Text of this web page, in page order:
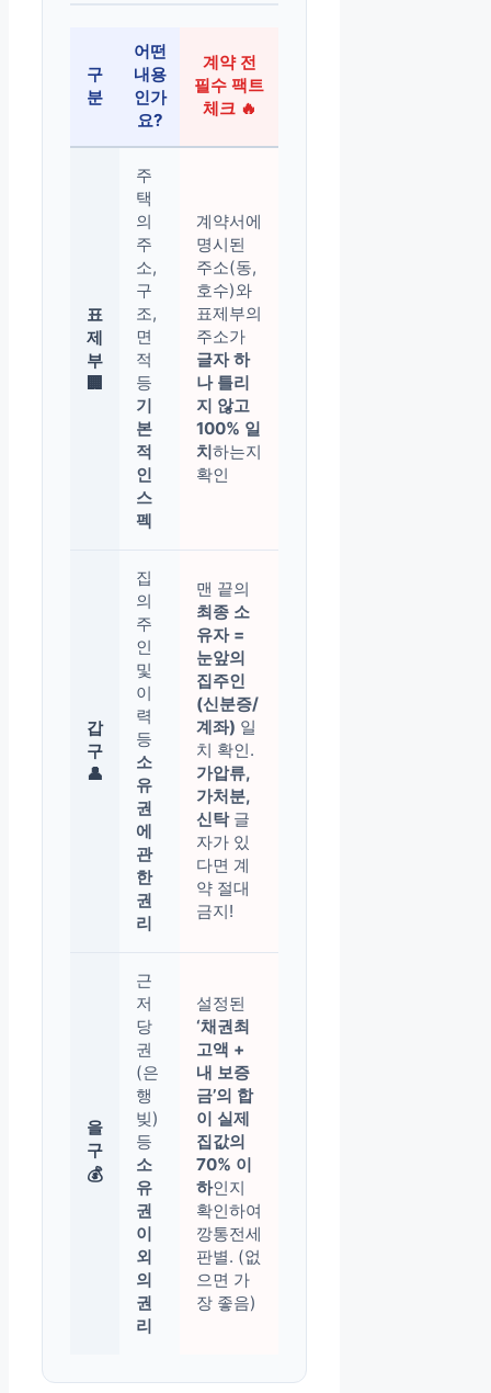
구
분
어떤
내용
인가
요?
계약 전
필수 팩트
체크 🔥
표
제
부
주
택
의
주
소,
구
조,
면
적
등
기
본
적
인
스
펙
계약서에
명시된
주소(동,
호수)와
표제부의
주소가
글자 하
나 틀리
지 않고
100% 일
치하는지
확인
갑
구
👤
집
의
주
인
및
이
력
등
소
유
권
에
관
한
권
리
맨 끝의
최종 소
유자 =
눈앞의
집주인
(신분증/
계좌) 일
치 확인.
가압류,
가처분,
신탁글
자가 있
다면 계
약 절대
금지!
을
구
💰
근
저
당
권
(은
행
빚)
등
소
유
권
이
외
의
권
리
설정된
‘채권최
고액 +
내 보증
금’의 합
이 실제
집값의
70% 이
하인지
확인하여
깡통전세
판별. (없
으면 가
장 좋음)